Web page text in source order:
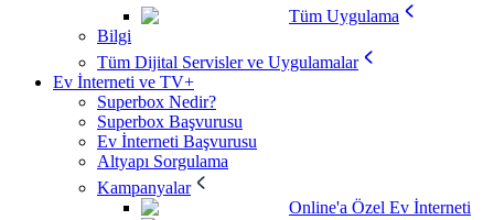
Tüm Uygulama
Bilgi
Tüm Dijital Servisler ve Uygulamalar
Ev İnterneti ve TV+
Superbox Nedir?
Superbox Başvurusu
Ev İnterneti Başvurusu
Altyapı Sorgulama
Kampanyalar
Online'a Özel Ev İnterneti